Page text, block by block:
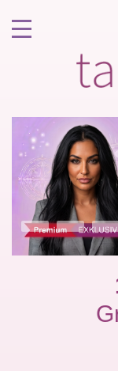
Kunde
Berater
Kartenlegen
Gästebuch